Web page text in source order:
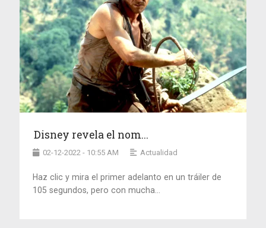
Disney revela el nom...
02-12-2022 - 10:55 AM Actualidad
Haz clic y mira el primer adelanto en un tráiler de
105 segundos, pero con mucha...